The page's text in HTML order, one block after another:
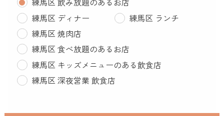
練馬区 ディナー
練馬区 ランチ
練馬区 焼肉店
練馬区 食べ放題のあるお店
練馬区 キッズメニューのある飲食店
練馬区 深夜営業 飲食店